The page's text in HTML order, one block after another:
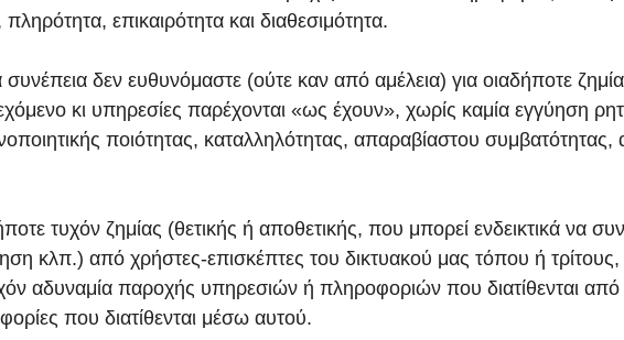
επικαιρότητα και διαθεσιμότητα.
δεν ευθυνόμαστε (ούτε καν από αμέλεια) για οιαδήποτε
κι υπηρεσίες παρέχονται «ως έχουν», χωρίς καμία εγγύηση
ποιότητας, καταλληλότητας, απαραβίαστου συμβατότητας,
τυχόν ζημίας (θετικής ή αποθετικής, που μπορεί ενδεικτικά να
κλπ.) από χρήστες-επισκέπτες του δικτυακού μας τόπου ή τρίτους,
αδυναμία παροχής υπηρεσιών ή πληροφοριών που διατίθενται
που διατίθενται μέσω αυτού.